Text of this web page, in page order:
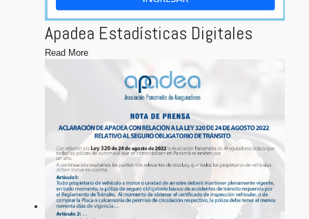
Apadea Estadísticas Digitales
Read More